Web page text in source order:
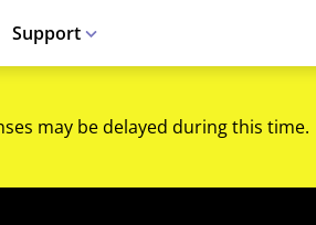
Support
may be delayed during this time.